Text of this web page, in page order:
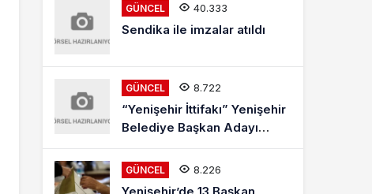
GÜNCEL 40.333
Sendika ile imzalar atıldı
GÜNCEL 8.722
“Yenişehir İttifakı” Yenişehir
Belediye Başkan Adayı
Mehmet Kaya Röportajı
GÜNCEL 8.226
Yenişehir’de 13 Başkan